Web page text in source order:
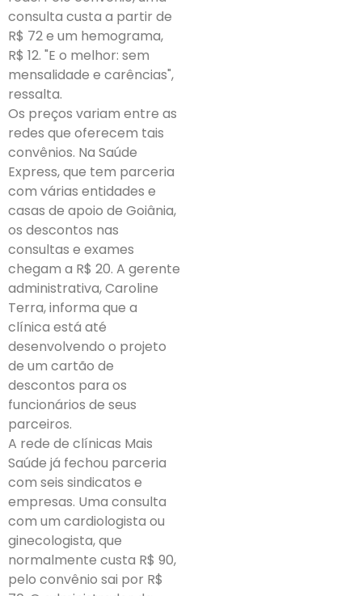
consulta custa a partir de
R$ 72 e um hemograma,
R$ 12. "E o melhor: sem
mensalidade e carências",
ressalta.
Os preços variam entre as
redes que oferecem tais
convênios. Na Saúde
Express, que tem parceria
com várias entidades e
casas de apoio de Goiânia,
os descontos nas
consultas e exames
chegam a R$ 20. A gerente
administrativa, Caroline
Terra, informa que a
clínica está até
desenvolvendo o projeto
de um cartão de
descontos para os
funcionários de seus
parceiros.
A rede de clínicas Mais
Saúde já fechou parceria
com seis sindicatos e
empresas. Uma consulta
com um cardiologista ou
ginecologista, que
normalmente custa R$ 90,
pelo convênio sai por R$